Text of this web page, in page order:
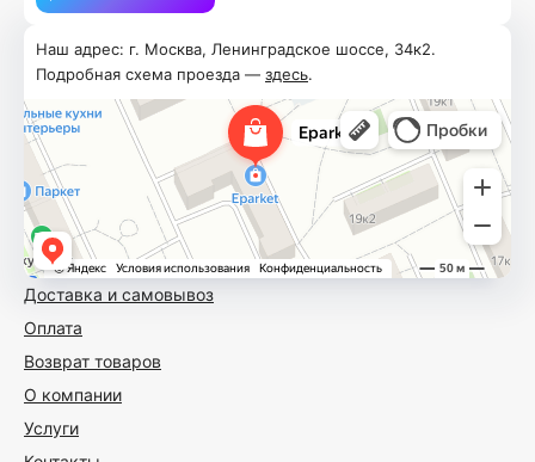
Доставка и самовывоз
Оплата
Возврат товаров
О компании
Услуги
Наш адрес: г. Москва, Ленинградское шоссе, 34к2.
Подробная схема проезда — здесь.